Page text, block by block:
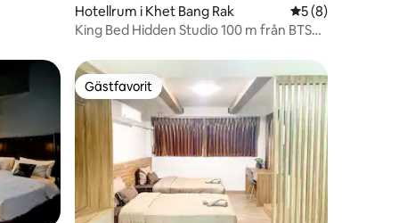
Hotellrum i Khet Bang Rak 5 av 5 i
5 (8)
King Bed Hidden Studio 100 m från BTS
Gästfavorit
Gästfavorit